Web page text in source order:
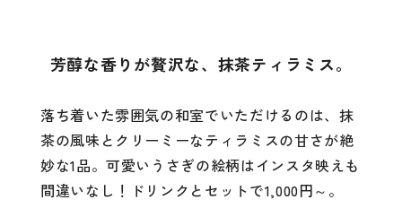
芳醇な香りが贅沢な、抹茶ティラミス。
落ち着いた雰囲気の和室でいただけるのは、抹
茶の風味とクリーミーなティラミスの甘さが絶
妙な1品。可愛いうさぎの絵柄はインスタ映えも
間違いなし！ドリンクとセットで1,000円～。